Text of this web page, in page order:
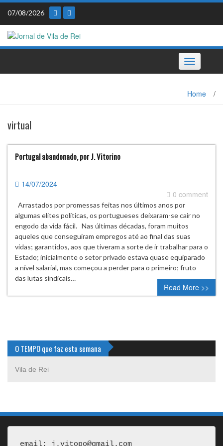
Skip
content
07/08/2026
Toggle
navigation
Home /
virtual
Portugal abandonado, por J. Vitorino
14/07/2024
0 comment
Arrastados por promessas feitas nos últimos anos por
algumas elites políticas, os portugueses deixaram-se cair no
engodo da vida fácil. Nas últimas décadas, foram muitos
aqueles que conseguiram empregos até ao final das suas
vidas; garantidos, aos que tiveram a sorte de ir trabalhar para o
Estado; inicialmente o setor privado estava quase equiparado
a nível salarial, mas começou a perder para o primeiro; fruto
das lutas sindicais…
Read More >>
O TEMPO que faz esta semana
Vila de Rei